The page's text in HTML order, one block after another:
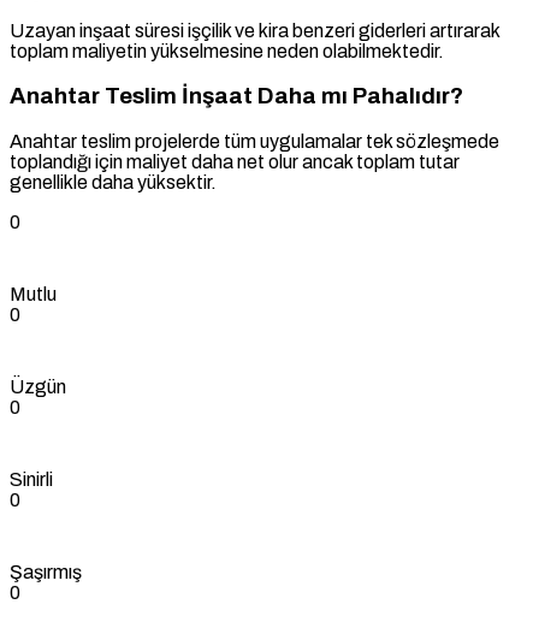
Uzayan inşaat süresi işçilik ve kira benzeri giderleri artırarak
toplam maliyetin yükselmesine neden olabilmektedir.
Anahtar Teslim İnşaat Daha mı Pahalıdır?
Anahtar teslim projelerde tüm uygulamalar tek sözleşmede
toplandığı için maliyet daha net olur ancak toplam tutar
genellikle daha yüksektir.
0
Mutlu
0
Üzgün
0
Sinirli
0
Şaşırmış
0